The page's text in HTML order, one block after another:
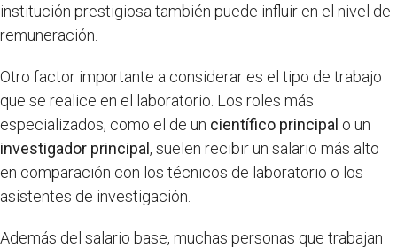
institución prestigiosa también puede influir en el nivel de
remuneración.
Otro factor importante a considerar es el tipo de trabajo
que se realice en el laboratorio. Los roles más
especializados, como el de un científico principal o un
investigador principal, suelen recibir un salario más alto
en comparación con los técnicos de laboratorio o los
asistentes de investigación.
Además del salario base, muchas personas que trabajan